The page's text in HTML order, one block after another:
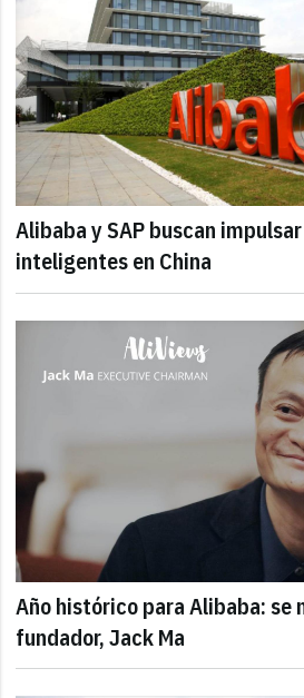
Alibaba y SAP buscan
inteligentes en China
Año histórico para Alibaba: se
fundador, Jack Ma